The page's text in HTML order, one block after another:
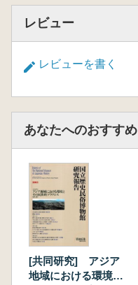
レビュー
レビューを書く
あなたへのおすすめ
[共同研究] アジア
地域における環境と